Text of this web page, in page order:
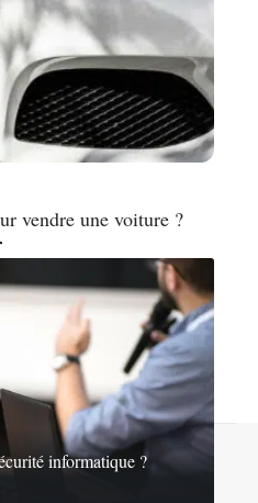
vendre une voiture ?
informatique ?
légales Sitemap